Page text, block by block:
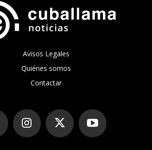
Avisos Legales
Quiénes somos
Contactar